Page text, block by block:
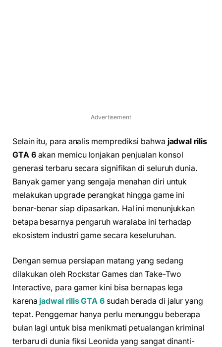
Advertisement
Selain itu, para analis memprediksi bahwa jadwal rilis
GTA 6akan memicu lonjakan penjualan konsol
generasi terbaru secara signifikan di seluruh dunia.
Banyak gamer yang sengaja menahan diri untuk
melakukan upgrade perangkat hingga game ini
benar-benar siap dipasarkan. Hal ini menunjukkan
betapa besarnya pengaruh waralaba ini terhadap
ekosistem industri game secara keseluruhan.
Dengan semua persiapan matang yang sedang
dilakukan oleh Rockstar Games dan Take-Two
Interactive, para gamer kini bisa bernapas lega
karena jadwal rilis GTA 6 sudah berada di jalur yang
tepat. Penggemar hanya perlu menunggu beberapa
bulan lagi untuk bisa menikmati petualangan kriminal
terbaru di dunia fiksi Leonida yang sangat dinanti-